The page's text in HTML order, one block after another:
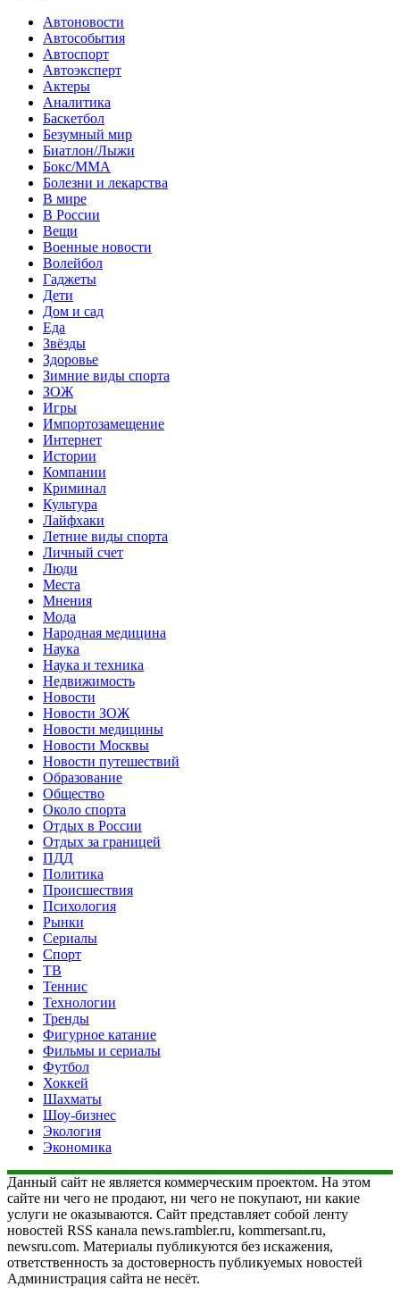
Автоновости
Автособытия
Автоспорт
Автоэксперт
Актеры
Аналитика
Баскетбол
Безумный мир
Биатлон/Лыжи
Бокс/MMA
Болезни и лекарства
В мире
В России
Вещи
Военные новости
Волейбол
Гаджеты
Дети
Дом и сад
Еда
Звёзды
Здоровье
Зимние виды спорта
ЗОЖ
Игры
Импортозамещение
Интернет
Истории
Компании
Криминал
Культура
Лайфхаки
Летние виды спорта
Личный счет
Люди
Места
Мнения
Мода
Народная медицина
Наука
Наука и техника
Недвижимость
Новости
Новости ЗОЖ
Новости медицины
Новости Москвы
Новости путешествий
Образование
Общество
Около спорта
Отдых в России
Отдых за границей
ПДД
Политика
Происшествия
Психология
Рынки
Сериалы
Спорт
ТВ
Теннис
Технологии
Тренды
Фигурное катание
Фильмы и сериалы
Футбол
Хоккей
Шахматы
Шоу-бизнес
Экология
Экономика
Данный сайт не является коммерческим проектом. На этом
сайте ни чего не продают, ни чего не покупают, ни какие
услуги не оказываются. Сайт представляет собой ленту
новостей RSS канала news.rambler.ru, kommersant.ru,
newsru.com. Материалы публикуются без искажения,
ответственность за достоверность публикуемых новостей
Администрация сайта не несёт.